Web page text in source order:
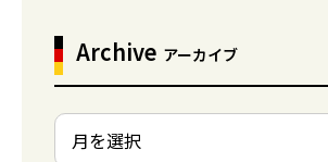
Archive アーカイブ